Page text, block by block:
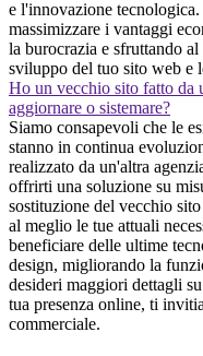
e l'innovazione
massimizzare i vantaggi
la burocrazia e sfruttando
sviluppo del tuo sito web e
Ho un vecchio sito fatto da
aggiornare o sistemare?
Siamo consapevoli che le
stanno in continua
realizzato da un'altra
offrirti una soluzione su
sostituzione del vecchio
al meglio le tue attuali
beneficiare delle ultime
design, migliorando la
desideri maggiori dettagli
tua presenza online, ti
commerciale.